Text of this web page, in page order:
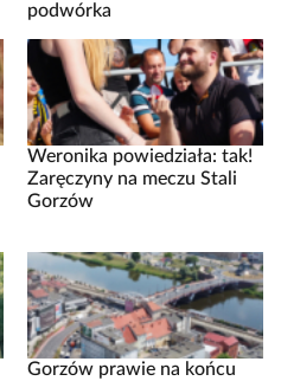
podwórka
Weronika powiedziała: tak!
Zaręczyny na meczu Stali
Gorzów
Gorzów prawie na końcu